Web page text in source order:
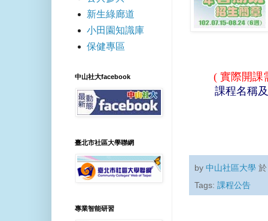
( 實際開課
課程名稱
by中山社區大學
Tags:課程公告
新生綠廊道
小田園知識庫
保健專區
中山社大facebook
臺北市社區大學聯網
專業智能研習